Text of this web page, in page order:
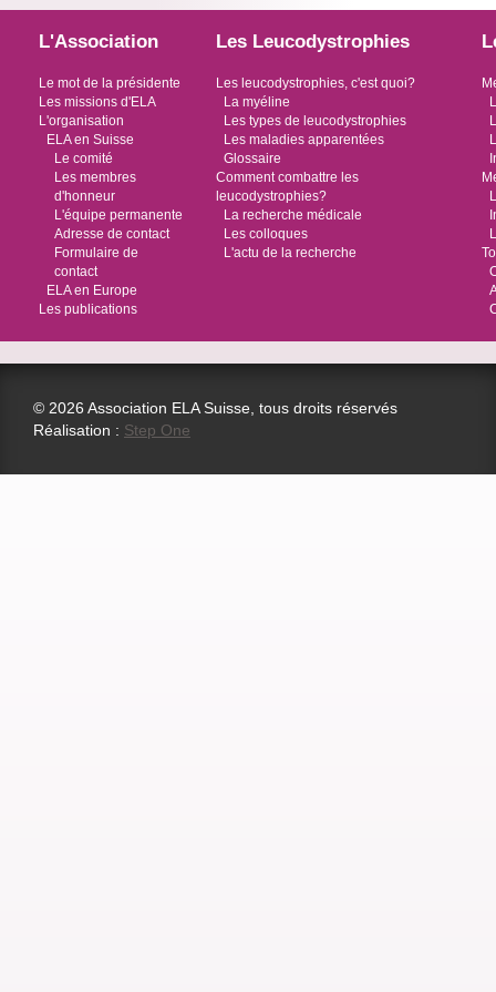
L'Association
Le mot de la présidente
Les missions d'ELA
L'organisation
ELA en Suisse
Le comité
Les membres
d'honneur
L'équipe permanente
Adresse de contact
Formulaire de
contact
ELA en Europe
Les publications
Les Leucodystrophies
Les leucodystrophies, c'est quoi?
La myéline
Les types de leucodystrophies
Les maladies apparentées
Glossaire
Comment combattre les
leucodystrophies?
La recherche médicale
Les colloques
L'actu de la recherche
© 2026 Association ELA Suisse, tous droits réservés
Réalisation : Step One